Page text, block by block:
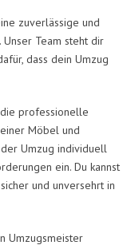
zuverlässige und
Unser Team steht dir
dass dein Umzug
professionelle
Möbel und
Umzug individuell
ein. Du kannst
und unversehrt in
Umzugsmeister